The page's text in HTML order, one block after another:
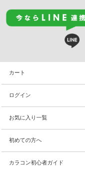
カート
ログイン
お気に入り一覧
初めての方へ
カラコン初心者ガイド